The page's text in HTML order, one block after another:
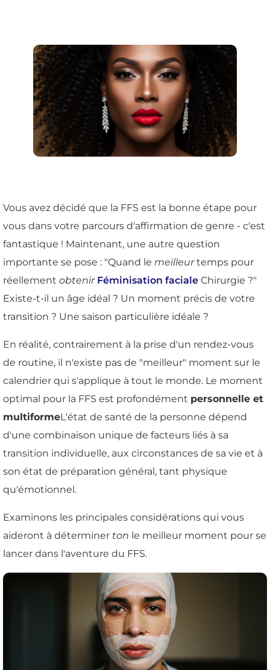
Vous avez décidé que la FFS est la bonne étape pour
vous dans votre parcours d'affirmation de genre - c'est
fantastique ! Maintenant, une autre question
importante se pose : "Quand le meilleurtemps pour
réellement obtenir Féminisation faciale Chirurgie ?"
Existe-t-il un âge idéal ? Un moment précis de votre
transition ? Une saison particulière idéale ?
En réalité, contrairement à la prise d'un rendez-vous
de routine, il n'existe pas de "meilleur" moment sur le
calendrier qui s'applique à tout le monde. Le moment
optimal pour la FFS est profondément personnelle et
multiformeL'état de santé de la personne dépend
d'une combinaison unique de facteurs liés à sa
transition individuelle, aux circonstances de sa vie et à
son état de préparation général, tant physique
qu'émotionnel.
Examinons les principales considérations qui vous
aideront à déterminer ton le meilleur moment pour se
lancer dans l'aventure du FFS.